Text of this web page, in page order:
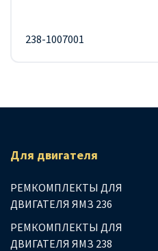
238-1007001
Для двигателя
РЕМКОМПЛЕКТЫ ДЛЯ
ДВИГАТЕЛЯ ЯМЗ 236
РЕМКОМПЛЕКТЫ ДЛЯ
ДВИГАТЕЛЯ ЯМЗ 238